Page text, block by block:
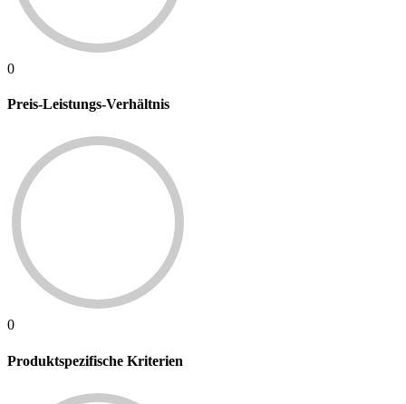
0
Preis-Leistungs-Verhältnis
0
Produktspezifische Kriterien